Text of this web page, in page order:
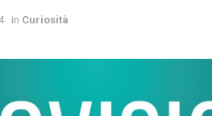
in Curiosità